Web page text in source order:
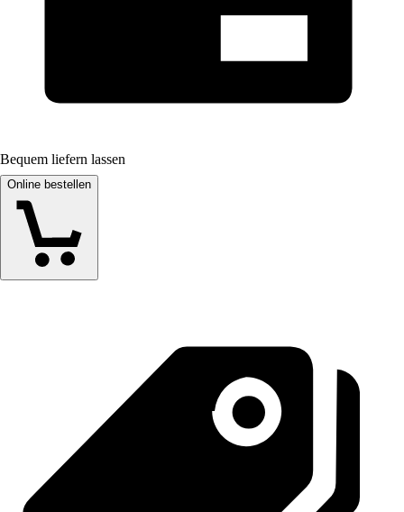
Bequem liefern lassen
Online bestellen